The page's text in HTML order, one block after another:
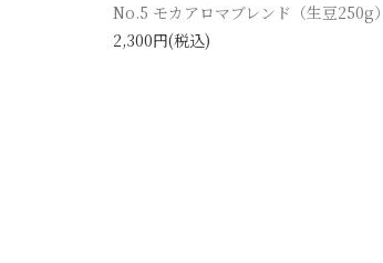
No.5 モカアロマブレンド（生豆250g）
2,300円(税込)